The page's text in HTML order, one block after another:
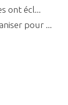
ont écl...
pour ...